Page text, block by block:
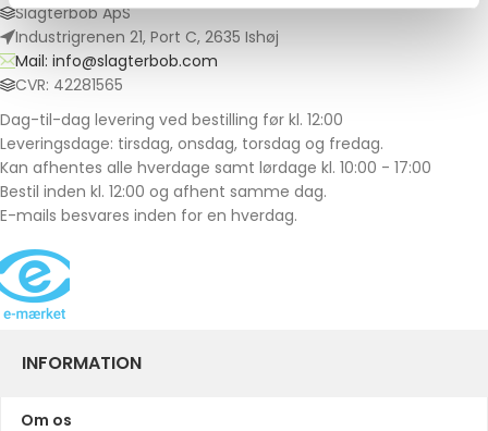
Slagterbob ApS
Industrigrenen 21, Port C, 2635 Ishøj
Mail: info@slagterbob.com
CVR: 42281565
Dag-til-dag levering ved bestilling før kl. 12:00
Leveringsdage: tirsdag, onsdag, torsdag og fredag.
Kan afhentes alle hverdage samt lørdage kl. 10:00 - 17:00
Bestil inden kl. 12:00 og afhent samme dag.
E-mails besvares inden for en hverdag.
INFORMATION
Om os